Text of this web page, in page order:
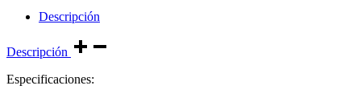
Descripción
Descripción
Especificaciones: